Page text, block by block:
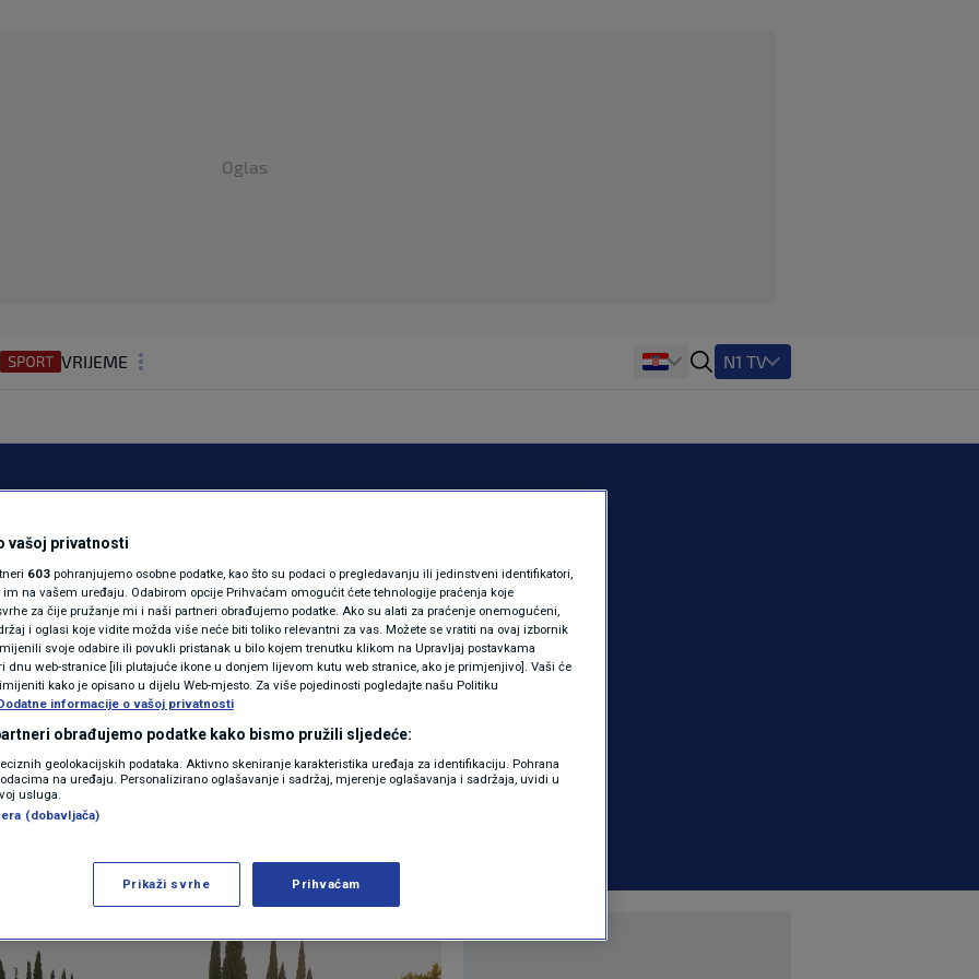
Oglas
VRIJEME
REGIJA
MAGAZIN
KOLUMNE
N1(DIS)INFO
KLIMATSKE PROMJENE
FOTO
VIDEO
N1 TV
od preminulog
brodovi
VIJESTI 0 komentara
Više
vašoj privatnosti
603 pohranjujemo osobne podatke, kao što su podaci o pregledavanju ili jedinstveni identifikatori,
na vašem uređaju. Odabirom opcije Prihvaćam omogućit ćete tehnologije praćenja koje
za čije pružanje mi i naši partneri obrađujemo podatke. Ako su alati za praćenje onemogućeni,
i oglasi koje vidite možda više neće biti toliko relevantni za vas. Možete se vratiti na ovaj izbornik
svoje odabire ili povukli pristanak u bilo kojem trenutku klikom na Upravljaj postavkama
dnu web-stranice [ili plutajuće ikone u donjem lijevom kutu web stranice, ako je primjenjivo]. Vaši će
kako je opisano u dijelu Web-mjesto. Za više pojedinosti pogledajte našu Politiku
informacije o vašoj privatnosti
obrađujemo podatke kako bismo pružili sljedeće:
geolokacijskih podataka. Aktivno skeniranje karakteristika uređaja za identifikaciju. Pohrana
na uređaju. Personalizirano oglašavanje i sadržaj, mjerenje oglašavanja i sadržaja, uvidi u
usluga.
(dobavljača)
Prikaži svrhe Prihvaćam